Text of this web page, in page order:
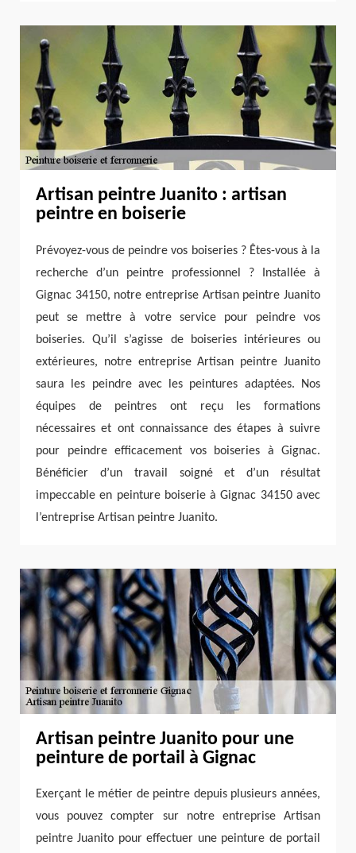
Artisan peintre Juanito : artisan
peintre en boiserie
Prévoyez-vous de peindre vos boiseries ? Êtes-vous à la
recherche d’un peintre professionnel ? Installée à
Gignac 34150, notre entreprise Artisan peintre Juanito
peut se mettre à votre service pour peindre vos
boiseries. Qu’il s’agisse de boiseries intérieures ou
extérieures, notre entreprise Artisan peintre Juanito
saura les peindre avec les peintures adaptées. Nos
équipes de peintres ont reçu les formations
nécessaires et ont connaissance des étapes à suivre
pour peindre efficacement vos boiseries à Gignac.
Bénéficier d’un travail soigné et d’un résultat
impeccable en peinture boiserie à Gignac 34150 avec
l’entreprise Artisan peintre Juanito.
Artisan peintre Juanito pour une
peinture de portail à Gignac
Exerçant le métier de peintre depuis plusieurs années,
vous pouvez compter sur notre entreprise Artisan
peintre Juanito pour effectuer une peinture de portail